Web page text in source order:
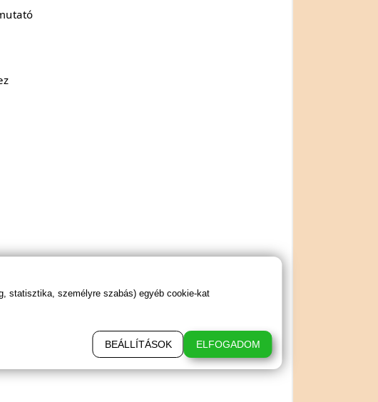
statisztika, személyre szabás) egyéb cookie-kat
BEÁLLÍTÁSOK ELFOGADOM